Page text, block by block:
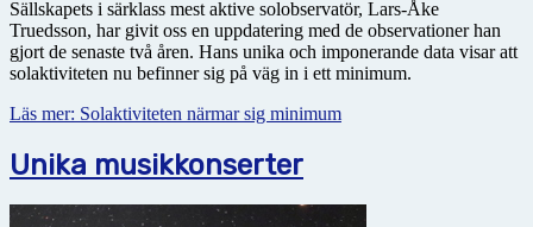
Sällskapets i särklass mest aktive solobservatör, Lars-Åke
Truedsson, har givit oss en uppdatering med de observationer han
gjort de senaste två åren. Hans unika och imponerande data visar att
solaktiviteten nu befinner sig på väg in i ett minimum.
Läs mer: Solaktiviteten närmar sig minimum
Unika musikkonserter